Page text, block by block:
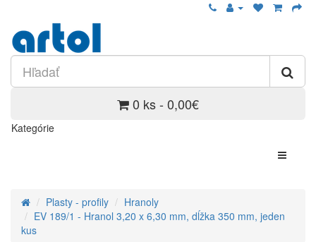
0 ks - 0,00€
Kategórie
Plasty - profily
Hranoly
EV 189/1 - Hranol 3,20 x 6,30 mm, dĺžka 350 mm, jeden
kus